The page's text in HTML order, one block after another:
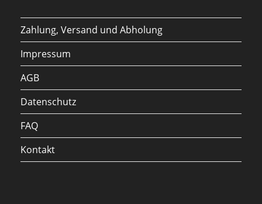
Zahlung, Versand und Abholung
Impressum
AGB
Datenschutz
FAQ
Kontakt